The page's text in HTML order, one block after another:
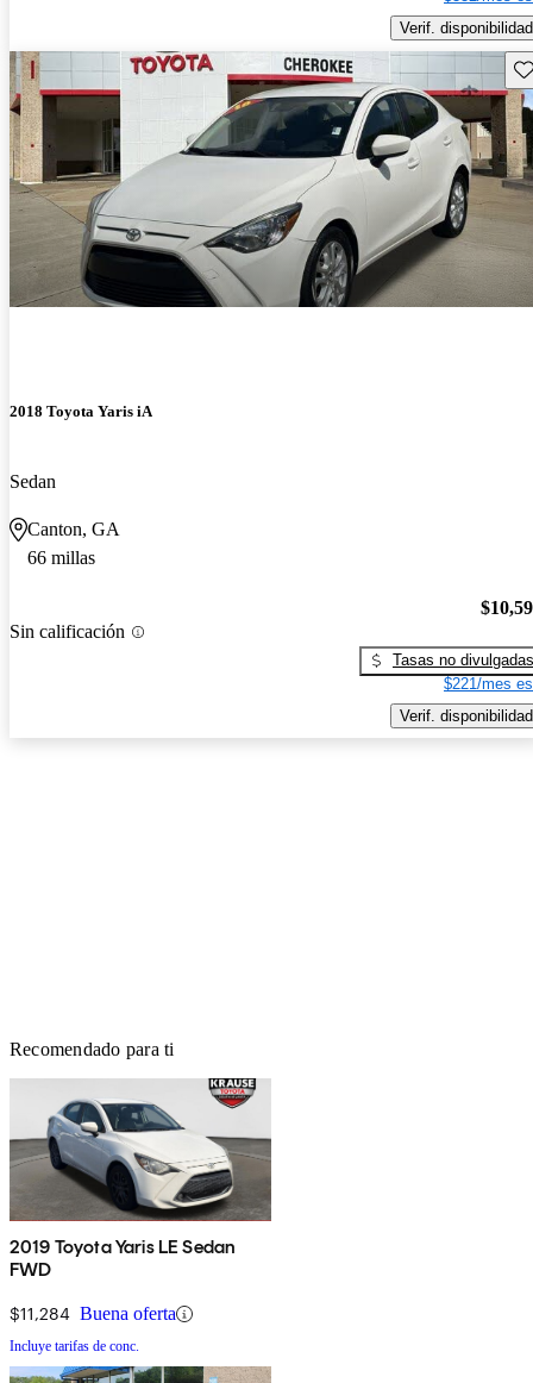
Verif. disponibilidad
2018 Toyota Yaris iA
Sedan
Canton, GA
66 millas
Sin calificación
Tasas no divulgadas
$221/mes
Verif. disponibilidad
Recomendado para ti
2019 Toyota Yaris LE Sedan
FWD
$11,284 Buena oferta
Incluye tarifas de conc.